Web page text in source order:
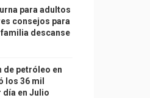
para adultos
consejos para
descanse
de petróleo en
los 36 mil
día en Julio